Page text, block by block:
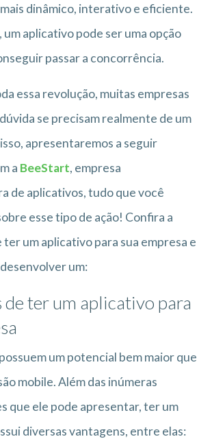
dinâmico, interativo e eficiente.
um aplicativo pode ser uma opção
passar a concorrência.
essa revolução, muitas empresas
se precisam realmente de um
apresentaremos a seguir
a BeeStart, empresa
de aplicativos, tudo que você
esse tipo de ação! Confira a
um aplicativo para sua empresa e
um:
de ter um aplicativo para
um potencial bem maior que
mobile. Além das inúmeras
que ele pode apresentar, ter um
diversas vantagens, entre elas: